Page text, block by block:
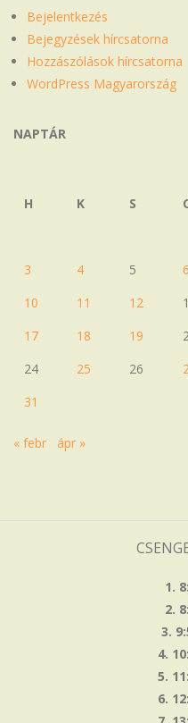
Bejelentkezés
Bejegyzések hírcsatorna
Hozzászólások hírcsatorna
WordPress Magyarország
NAPTÁR
H
K S
3
4 5 6
10
11 12
17
18 19
24
25 26
31
« febr ápr »
1.
2.
3.
4.
5.
6.